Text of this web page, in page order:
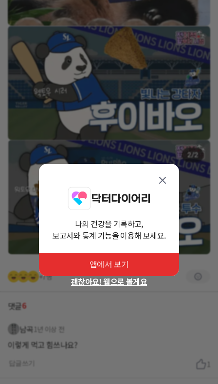
+7명
댓글6
남곡 1년 이상 전
이렇게 먹고 힘쓰나요?
1
나의 건강을 기록하고,
보고서와 통계 기능을 이용해 보세요.
앱에서 보기
괜찮아요! 웹으로 볼게요